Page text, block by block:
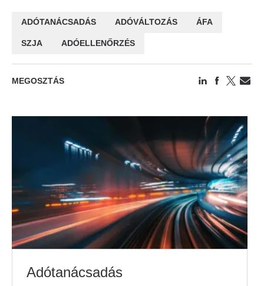
ADÓTANÁCSADÁS ADÓVÁLTOZÁS ÁFA
SZJA ADÓELLENŐRZÉS
MEGOSZTÁS
Adótanácsadás